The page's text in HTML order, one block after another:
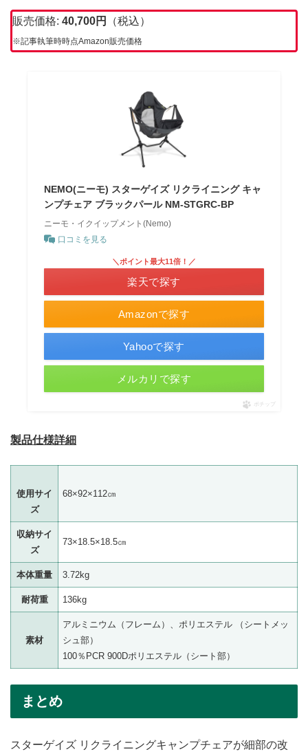
販売価格: 40,700円 （税込）
※記事執筆時時点Amazon販売価格
NEMO(ニーモ) スターゲイズ リクライニング キャ
ンプチェア ブラックパール NM-STGRC-BP
ニーモ・イクイップメント(Nemo)
口コミを見る
Amazonで探す
＼ポイント最大11倍！／
楽天で探す
Yahooで探す
メルカリで探す
ポチップ
製品仕様詳細
使用サイ
ズ
68×92×112㎝
収納サイ
ズ
73×18.5×18.5㎝
本体重量 3.72kg
耐荷重 136kg
素材
アルミニウム（フレーム）、ポリエステル （シートメッ
シュ部）
100％PCR 900Dポリエステル（シート部）
まとめ
スターゲイズ リクライニングキャンプチェアが細部の改